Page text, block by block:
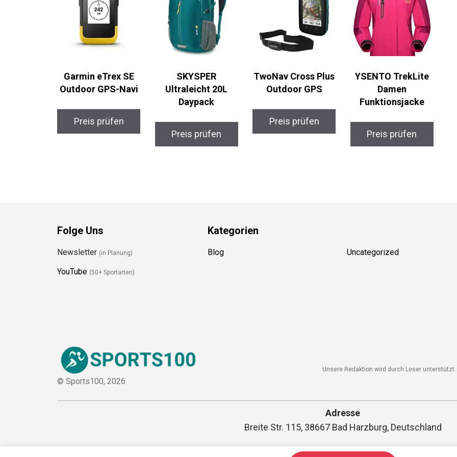
Garmin eTrex SE
Outdoor GPS-Navi
Preis prüfen
SKYSPER
Ultraleicht 20L
Daypack
Preis prüfen
TwoNav Cross Plus
Outdoor GPS
Preis prüfen
YSENTO TrekLite
Damen
Funktionsjacke
Preis prüfen
Folge Uns
Newsletter(in Planung)
YouTube (50+ Sportarten)
Kategorien
Blog Uncategorized
© Sports100, 2026
Unsere Redaktion wird durch Leser unterstützt.
Adresse
Breite Str. 115, 38667 Bad Harzburg, Deutschland